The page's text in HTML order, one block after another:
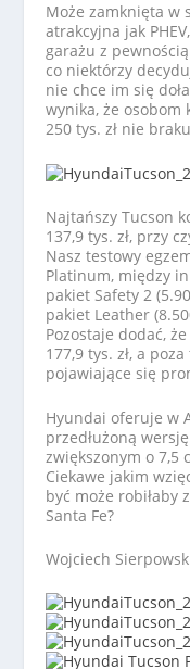
Może zamknięta w
atrakcyjna jak
garażu z
co niektórzy
nie chce im się
wynika, że
250 tys. zł nie
Najtańszy Tucson
137,9 tys. zł, przy
Nasz testowy
Platinum, między
pakiet Safety 2
pakiet Leather
Pozostaje dodać,
177,9 tys. zł, a
pojawiające się
Hyundai oferuje w
przedłużoną
zwiększonym o 7,5
Ciekawe jakim
być może robiłaby
Santa Fe?
Wojciech